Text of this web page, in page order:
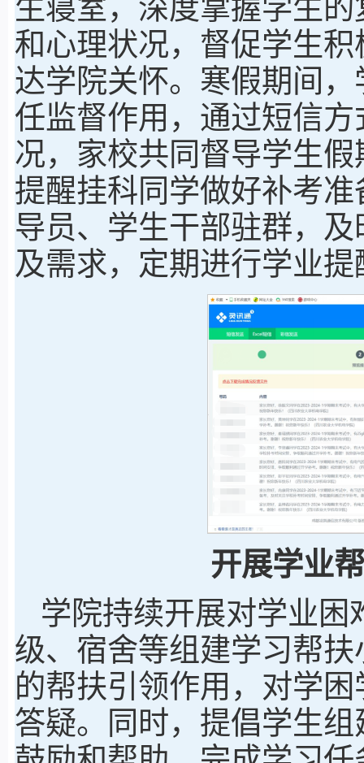
生寝室，深度掌握学生
和心理状况，督促学生
达学院关怀。寒假期间
任监督作用，通过短信
况，家校共同督导学生
提醒挂科同学做好补考
导员、学生干部驻群，
及需求，定期进行学业
开展学业
学院持续开展对学业
级、宿舍等组建学习帮
的帮扶引领作用，对学困
答疑。同时，提倡学生组